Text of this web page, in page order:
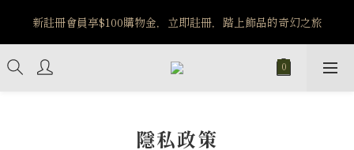
️8/6-8/12 第一波古文明馬拉松正式開跑：烏爾風華套組優惠價
$5140
新註冊會員享$100購物金，立即註冊，踏上飾品的奇幻之旅
$5140
隱私政策